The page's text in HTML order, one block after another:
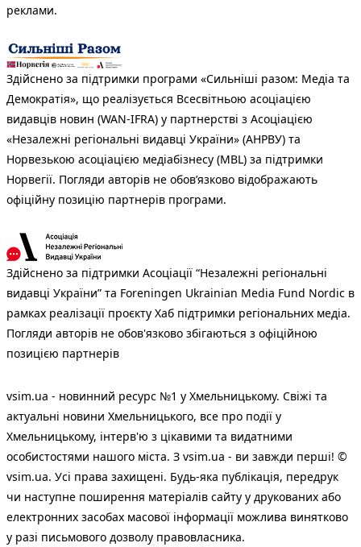
реклами.
Здійснено за підтримки програми «Сильніші разом: Медіа та
Демократія», що реалізується Всесвітньою асоціацією
видавців новин (WAN-IFRA) у партнерстві з Асоціацією
«Незалежні регіональні видавці України» (АНРВУ) та
Норвезькою асоціацією медіабізнесу (MBL) за підтримки
Норвегії. Погляди авторів не обов’язково відображають
офіційну позицію партнерів програми.
Здійснено за підтримки Асоціації “Незалежні регіональні
видавці України” та Foreningen Ukrainian Media Fund Nordic в
рамках реалізації проєкту Хаб підтримки регіональних медіа.
Погляди авторів не обов'язково збігаються з офіційною
позицією партнерів
vsim.ua - новинний ресурс №1 у Хмельницькому. Свіжі та
актуальні новини Хмельницького, все про події у
Хмельницькому, інтерв'ю з цікавими та видатними
особистостями нашого міста. З vsim.ua - ви завжди перші! ©
vsim.ua. Усі права захищені. Будь-яка публiкацiя, передрук
чи наступне поширення матеріалів сайту у друкованих або
електронних засобах масової інформації можлива винятково
у разі письмового дозволу правовласника.